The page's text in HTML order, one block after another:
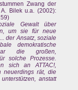
Zwang der
Bilek u.a. (2002):
Gewalt über
um sie für neue
der Ansatz, soziale
demokratische
die großen,
solche Prozesse.
sich an ATTAC!,
neuerdings rät, die
anstatt